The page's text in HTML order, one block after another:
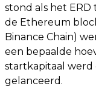
stond als het
de Ethereum
Binance Chain)
een bepaalde
startkapitaal
gelanceerd.